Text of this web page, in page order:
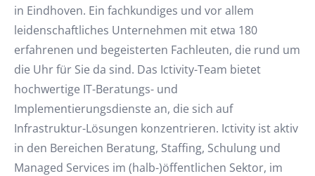
in Eindhoven. Ein fachkundiges und vor allem
leidenschaftliches Unternehmen mit etwa 180
erfahrenen und begeisterten Fachleuten, die rund um
die Uhr für Sie da sind. Das Ictivity-Team bietet
hochwertige IT-Beratungs- und
Implementierungsdienste an, die sich auf
Infrastruktur-Lösungen konzentrieren. Ictivity ist aktiv
in den Bereichen Beratung, Staffing, Schulung und
Managed Services im (halb-)öffentlichen Sektor, im